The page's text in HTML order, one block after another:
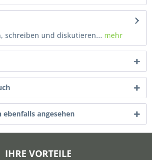
schreiben und diskutieren... mehr
ebenfalls angesehen
IHRE VORTEILE